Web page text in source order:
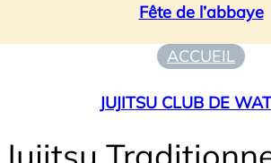
Fête de l’abbaye
ACCUEIL
JUJITSU CLUB DE